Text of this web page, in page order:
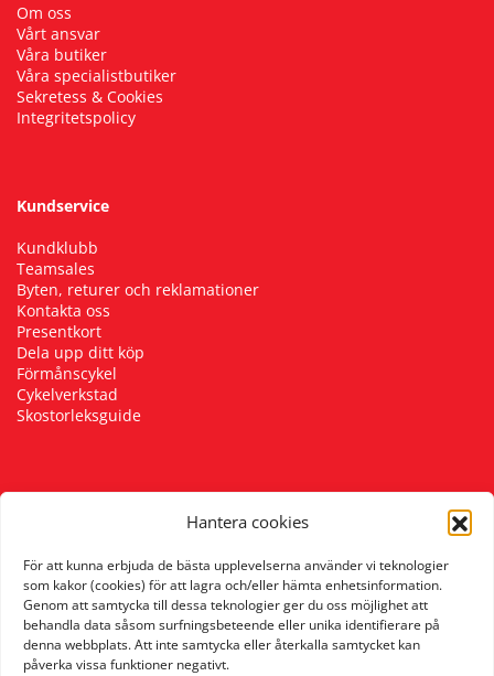
Hantera cookies
För att kunna erbjuda de bästa upplevelserna använder vi teknologier
som kakor (cookies) för att lagra och/eller hämta enhetsinformation.
Genom att samtycka till dessa teknologier ger du oss möjlighet att
behandla data såsom surfningsbeteende eller unika identifierare på
denna webbplats. Att inte samtycka eller återkalla samtycket kan
påverka vissa funktioner negativt.
Om oss
Vårt ansvar
Våra butiker
Våra specialistbutiker
Sekretess & Cookies
Integritetspolicy
Kundservice
Kundklubb
Teamsales
Byten, returer och reklamationer
Kontakta oss
Presentkort
Dela upp ditt köp
Förmånscykel
Cykelverkstad
Skostorleksguide